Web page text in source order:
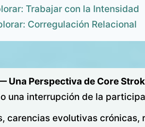
Trabajar con la Intensidad
Corregulación Relacional
Una Perspectiva de Core
una interrupción de la
carencias evolutivas